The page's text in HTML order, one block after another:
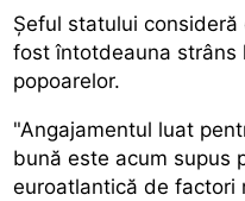
Șeful statului
fost întotdeauna strâns
popoarelor.
"Angajamentul luat
bună este acum supus
euroatlantică de factori